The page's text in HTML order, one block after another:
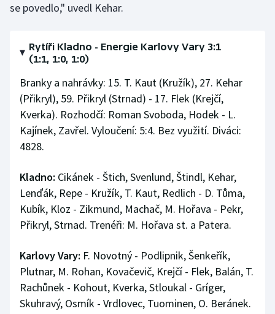
se povedlo," uvedl Kehar.
Rytíři Kladno - Energie Karlovy Vary 3:1
(1:1, 1:0, 1:0)
Branky a nahrávky: 15. T. Kaut (Kružík), 27. Kehar
(Přikryl), 59. Přikryl (Strnad) - 17. Flek (Krejčí,
Kverka). Rozhodčí: Roman Svoboda, Hodek - L.
Kajínek, Zavřel. Vyloučení: 5:4. Bez využití. Diváci:
4828.
Kladno: Cikánek - Štich, Svenlund, Štindl, Kehar,
Lenďák, Repe - Kružík, T. Kaut, Redlich - D. Tůma,
Kubík, Kloz - Zikmund, Machač, M. Hořava - Pekr,
Přikryl, Strnad. Trenéři: M. Hořava st. a Patera.
Karlovy Vary: F. Novotný - Podlipnik, Šenkeřík,
Plutnar, M. Rohan, Kovačevič, Krejčí - Flek, Balán, T.
Rachůnek - Kohout, Kverka, Stloukal - Gríger,
Skuhravý, Osmík - Vrdlovec, Tuominen, O. Beránek.